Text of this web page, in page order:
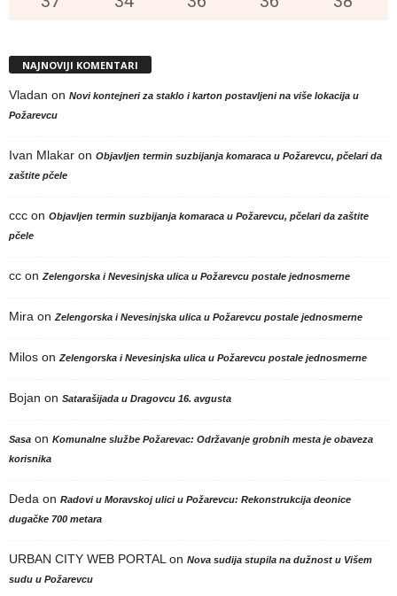
NAJNOVIJI KOMENTARI
Vladan on Novi kontejneri za staklo i karton postavljeni na više lokacija u
Požarevcu
Ivan Mlakar on Objavljen termin suzbijanja komaraca u Požarevcu, pčelari da
zaštite pčele
ccc on Objavljen termin suzbijanja komaraca u Požarevcu, pčelari da zaštite
pčele
cc on Zelengorska i Nevesinjska ulica u Požarevcu postale jednosmerne
Mira on Zelengorska i Nevesinjska ulica u Požarevcu postale jednosmerne
Milos on Zelengorska i Nevesinjska ulica u Požarevcu postale jednosmerne
Bojan on Satarašijada u Dragovcu 16. avgusta
Sasa on Komunalne službe Požarevac: Održavanje grobnih mesta je obaveza
korisnika
Deda on Radovi u Moravskoj ulici u Požarevcu: Rekonstrukcija deonice
dugačke 700 metara
URBAN CITY WEB PORTAL on Nova sudija stupila na dužnost u Višem
sudu u Požarevcu